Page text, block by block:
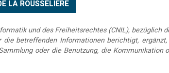
und des Freiheitsrechtes (CNIL), bezüglich
betreffenden Informationen berichtigt,
oder die Benutzung, die Kommunikation